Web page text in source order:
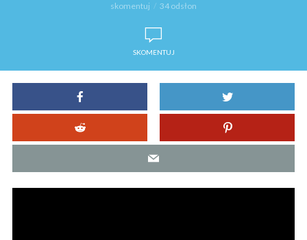
skomentuj 34 odsłon
SKOMENTUJ